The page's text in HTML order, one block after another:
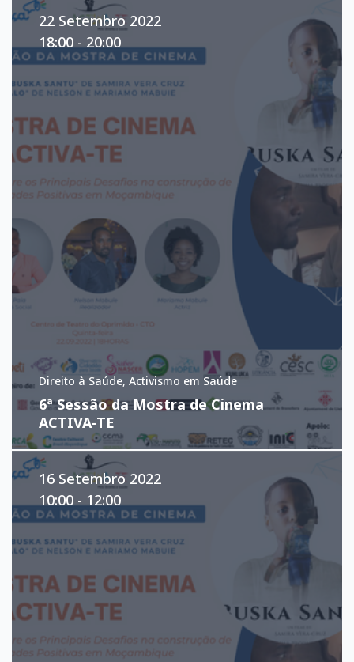
22 Setembro 2022
18:00 - 20:00
Direito à Saúde, Activismo em Saúde
6ª Sessão da Mostra de Cinema
ACTIVA-TE
16 Setembro 2022
10:00 - 12:00